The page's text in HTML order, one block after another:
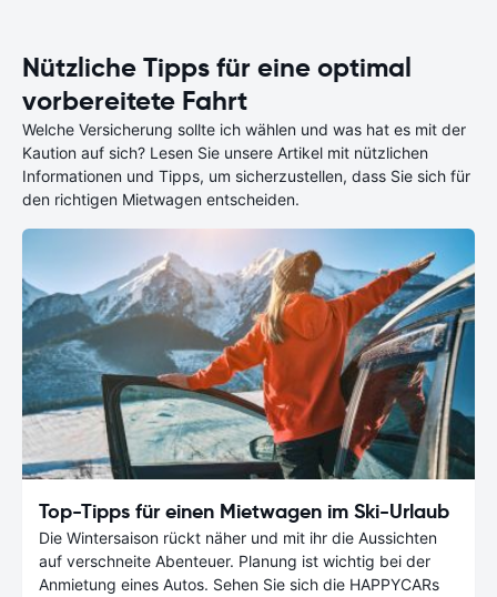
Nützliche Tipps für eine optimal
vorbereitete Fahrt
Welche Versicherung sollte ich wählen und was hat es mit der
Kaution auf sich? Lesen Sie unsere Artikel mit nützlichen
Informationen und Tipps, um sicherzustellen, dass Sie sich für
den richtigen Mietwagen entscheiden.
Top-Tipps für einen Mietwagen im Ski-Urlaub
Die Wintersaison rückt näher und mit ihr die Aussichten
auf verschneite Abenteuer. Planung ist wichtig bei der
Anmietung eines Autos. Sehen Sie sich die HAPPYCARs